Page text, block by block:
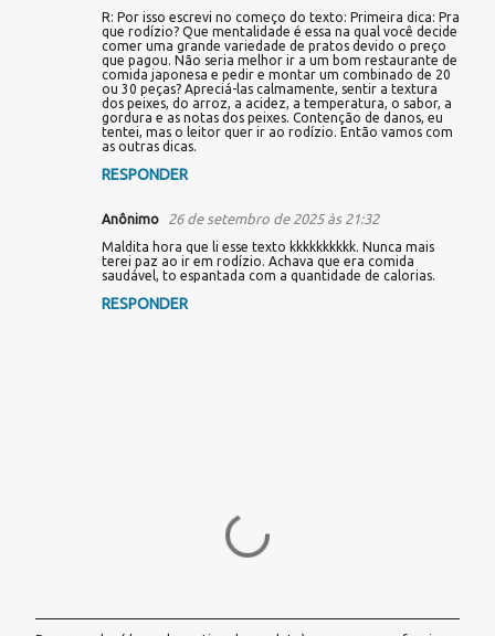
R: Por isso escrevi no começo do texto: Primeira dica: Pra
que rodízio? Que mentalidade é essa na qual você decide
comer uma grande variedade de pratos devido o preço
que pagou. Não seria melhor ir a um bom restaurante de
comida japonesa e pedir e montar um combinado de 20
ou 30 peças? Apreciá-las calmamente, sentir a textura
dos peixes, do arroz, a acidez, a temperatura, o sabor, a
gordura e as notas dos peixes. Contenção de danos, eu
tentei, mas o leitor quer ir ao rodízio. Então vamos com
as outras dicas.
RESPONDER
Anônimo 26 de setembro de 2025 às 21:32
Maldita hora que li esse texto kkkkkkkkkk. Nunca mais
terei paz ao ir em rodízio. Achava que era comida
saudável, to espantada com a quantidade de calorias.
RESPONDER